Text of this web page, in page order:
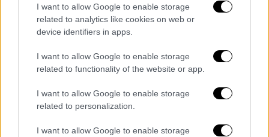
I want to allow Google to enable storage
related to analytics like cookies on web or
device identifiers in apps.
I want to allow Google to enable storage
related to functionality of the website or app.
I want to allow Google to enable storage
related to personalization.
I want to allow Google to enable storage
εκεί να τους πλακώσει όλους. Ήθελα να το
πω κιόλας, η αδερφή μου τους βάραγε.
πήγαινε ένα παιδάκι να με πειράξει, η αδερφή
μου έμπαινε μπροστά και το παιδάκι ό,τι κι
αν ήταν, όποιο κι αν ήταν, την άλλη μέρα ούτε
χαρακτηριστικά.